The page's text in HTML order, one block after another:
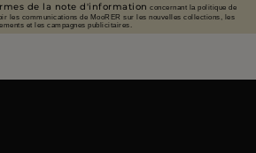
de la note d'information concernant la politique de
les communications de MooRER sur les nouvelles collections, les
et les campagnes publicitaires.